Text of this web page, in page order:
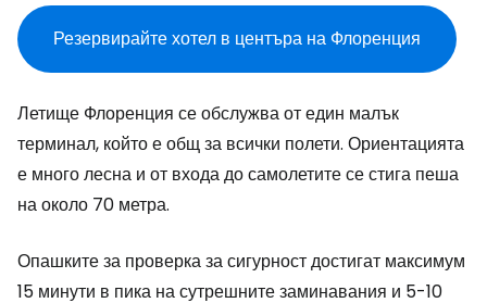
Резервирайте хотел в центъра на Флоренция
Летище Флоренция се обслужва от един малък
терминал, който е общ за всички полети. Ориентацията
е много лесна и от входа до самолетите се стига пеша
на около 70 метра.
Опашките за проверка за сигурност достигат максимум
15 минути в пика на сутрешните заминавания и 5-10